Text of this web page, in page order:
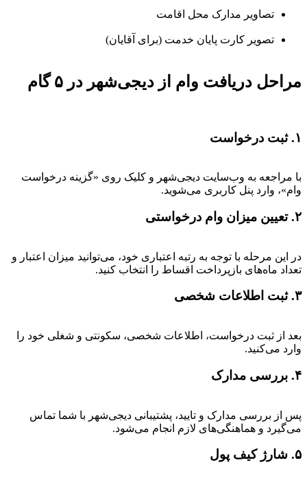
تصاویر مدارک محل اقامت
تصویر کارت پایان خدمت (برای آقایان)
مراحل دریافت وام از دیجی‌شهر در ۵ گام
۱. ثبت درخواست
با مراجعه به وب‌سایت دیجی‌شهر و کلیک روی «گزینه درخواست
وام»، وارد پنل کاربری می‌شوید.
۲. تعیین میزان وام درخواستی
در این مرحله با توجه به رتبه اعتباری خود، می‌توانید میزان اعتبار و
تعداد ماه‌های بازپرداخت اقساط را انتخاب کنید.
۳. ثبت اطلاعات شخصی
بعد از ثبت درخواست، اطلاعات شخصی، سکونتی و شغلی خود را
وارد می‌کنید.
۴. بررسی مدارک
پس از بررسی مدارک و تایید، پشتیبانی دیجی‌شهر با شما تماس
می‌گیرد و هماهنگی‌های لازم انجام می‌شود.
۵. شارژ کیف پول